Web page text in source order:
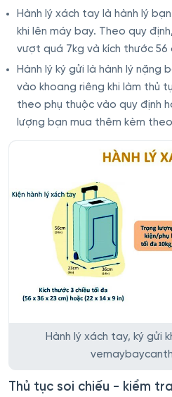
Hành lý xách tay là hành lý
khi lên máy bay. Theo quy
vượt quá 7kg và kích thước 56
Hành lý ký gửi là hành lý nặng
vào khoang riêng khi làm thủ
theo phụ thuộc vào quy định
lượng bạn mua thêm kèm
Hành lý xách tay, ký gửi
Thủ tục soi chiếu - kiểm